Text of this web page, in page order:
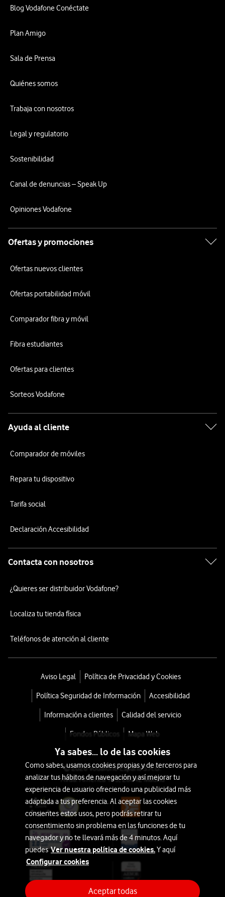
Blog Vodafone Conéctate
Plan Amigo
Sala de Prensa
Quiénes somos
Trabaja con nosotros
Legal y regulatorio
Sostenibilidad
Canal de denuncias – Speak Up
Opiniones Vodafone
Ofertas y promociones
Ofertas nuevos clientes
Ofertas portabilidad móvil
Comparador fibra y móvil
Fibra estudiantes
Ofertas para clientes
Sorteos Vodafone
Ayuda al cliente
Comparador de móviles
Repara tu dispositivo
Tarifa social
Declaración Accesibilidad
Contacta con nosotros
¿Quieres ser distribuidor Vodafone?
Localiza tu tienda física
Teléfonos de atención al cliente
Aviso Legal Política de Privacidad y Cookies
Política Seguridad de Información Accesibilidad
Información a clientes Calidad del servicio
Fondos Públicos Mapa Web
© 2026 Vodafone España S.A.U.
Avda. América 115, 28042 Madrid
Ya sabes... lo de las cookies
Como sabes, usamos cookies propias y de terceros para
analizar tus hábitos de navegación y así mejorar tu
experiencia de usuario ofreciendo una publicidad más
adaptada a tus preferencia. Al aceptar las cookies
consientes estos usos, pero podrás retirar tu
consentimiento sin problema en las funciones de tu
navegador y no te llevará más de 4 minutos. Aquí
puedesVer nuestra política de cookies.Y aquí
Configurar cookies
Aceptar todas